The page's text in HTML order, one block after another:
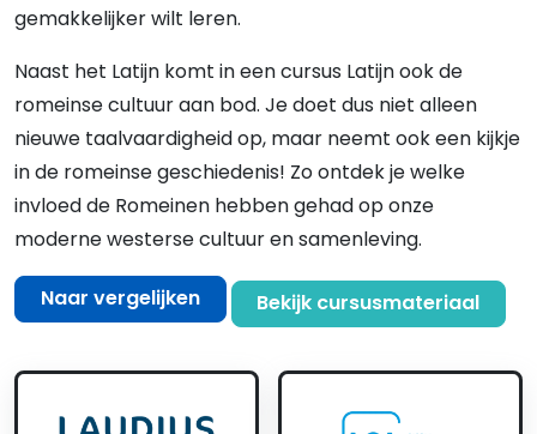
gemakkelijker wilt leren.
Naast het Latijn komt in een cursus Latijn ook de
romeinse cultuur aan bod. Je doet dus niet alleen
nieuwe taalvaardigheid op, maar neemt ook een kijkje
in de romeinse geschiedenis! Zo ontdek je welke
invloed de Romeinen hebben gehad op onze
moderne westerse cultuur en samenleving.
Naar vergelijken Bekijk cursusmateriaal